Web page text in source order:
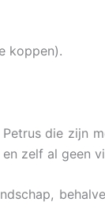
koppen).
die zijn
zelf al geen